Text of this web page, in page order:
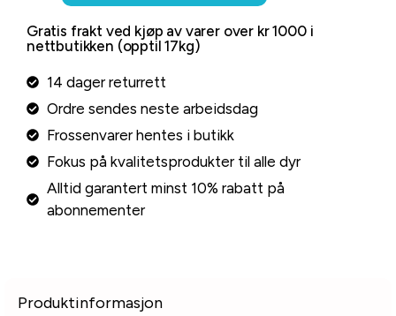
Gratis frakt ved kjøp av varer over kr 1000 i
nettbutikken (opptil 17kg)
14 dager returrett
Ordre sendes neste arbeidsdag
Frossenvarer hentes i butikk
Fokus på kvalitetsprodukter til alle dyr
Alltid garantert minst 10% rabatt på
abonnementer
Produktinformasjon